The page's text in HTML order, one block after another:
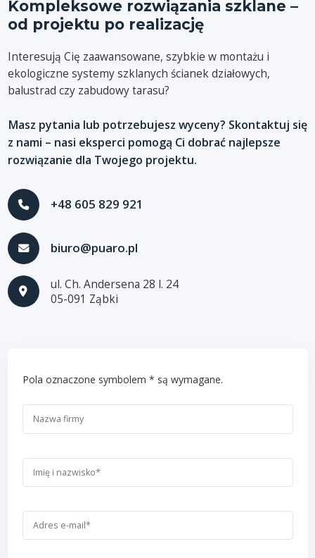
Kompleksowe rozwiązania szklane –
od projektu po realizację
Interesują Cię zaawansowane, szybkie w montażu i
ekologiczne systemy szklanych ścianek działowych,
balustrad czy zabudowy tarasu?
Masz pytania lub potrzebujesz wyceny? Skontaktuj się
z nami – nasi eksperci pomogą Ci dobrać najlepsze
rozwiązanie dla Twojego projektu.
+48 605 829 921
biuro@puaro.pl
ul. Ch. Andersena 28 l. 24
05-091 Ząbki
Pola oznaczone symbolem * są wymagane.